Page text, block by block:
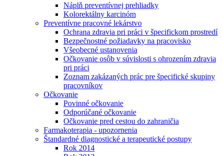
Náplň preventívnej prehliadky
Kolorektálny karcinóm
Preventívne pracovné lekárstvo
Ochrana zdravia pri práci v špecifickom prostredí
Bezpečnostné požiadavky na pracovisko
Všeobecné ustanovenia
Očkovanie osôb v súvislosti s ohrozením zdravia
pri práci
Zoznam zakázaných prác pre špecifické skupiny
pracovníkov
Očkovanie
Povinné očkovanie
Odporúčané očkovanie
Očkovanie pred cestou do zahraničia
Farmakoterapia - upozornenia
Štandardné diagnostické a terapeutické postupy
Rok 2014